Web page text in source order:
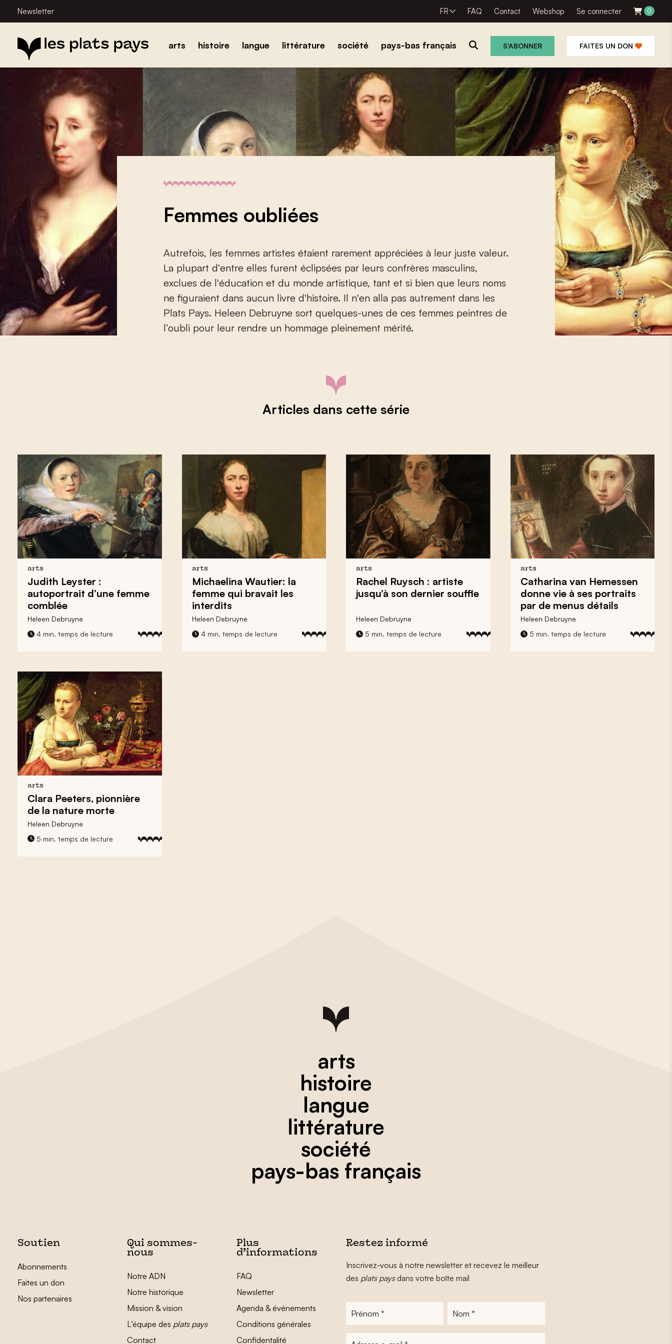
Newsletter FR FAQ Contact Webshop Se connecter 0
arts histoire langue littérature société pays-bas français S'ABONNER FAITES UN DON
Femmes oubliées
Autrefois, les femmes artistes étaient rarement appréciées à leur juste valeur.
La plupart d'entre elles furent éclipsées par leurs confrères masculins,
exclues de l'éducation et du monde artistique, tant et si bien que leurs noms
ne figuraient dans aucun livre d'histoire. Il n'en alla pas autrement dans les
Plats Pays. Heleen Debruyne sort quelques-unes de ces femmes peintres de
l’oubli pour leur rendre un hommage pleinement mérité.
Articles dans cette série
arts
Judith Leyster :
autoportrait d’une femme
comblée
Heleen Debruyne
4 min. temps de lecture
arts
Michaelina Wautier: la
femme qui bravait les
interdits
Heleen Debruyne
4 min. temps de lecture
arts
Rachel Ruysch : artiste
jusqu’à son dernier souffle
Heleen Debruyne
5 min. temps de lecture
arts
Catharina van Hemessen
donne vie à ses portraits
par de menus détails
Heleen Debruyne
5 min. temps de lecture
arts
Clara Peeters, pionnière
de la nature morte
Heleen Debruyne
5 min. temps de lecture
arts
histoire
langue
littérature
société
pays-bas français
Soutien
Abonnements
Faites un don
Nos partenaires
Qui sommes-
nous
Notre ADN
Notre historique
Mission & vision
L’équipe des plats pays
Contact
Plus
d’informations
FAQ
Newsletter
Agenda & événements
Conditions générales
Confidentalité
Restez informé
Inscrivez-vous à notre newsletter et recevez le meilleur
des plats paysdans votre boîte mail